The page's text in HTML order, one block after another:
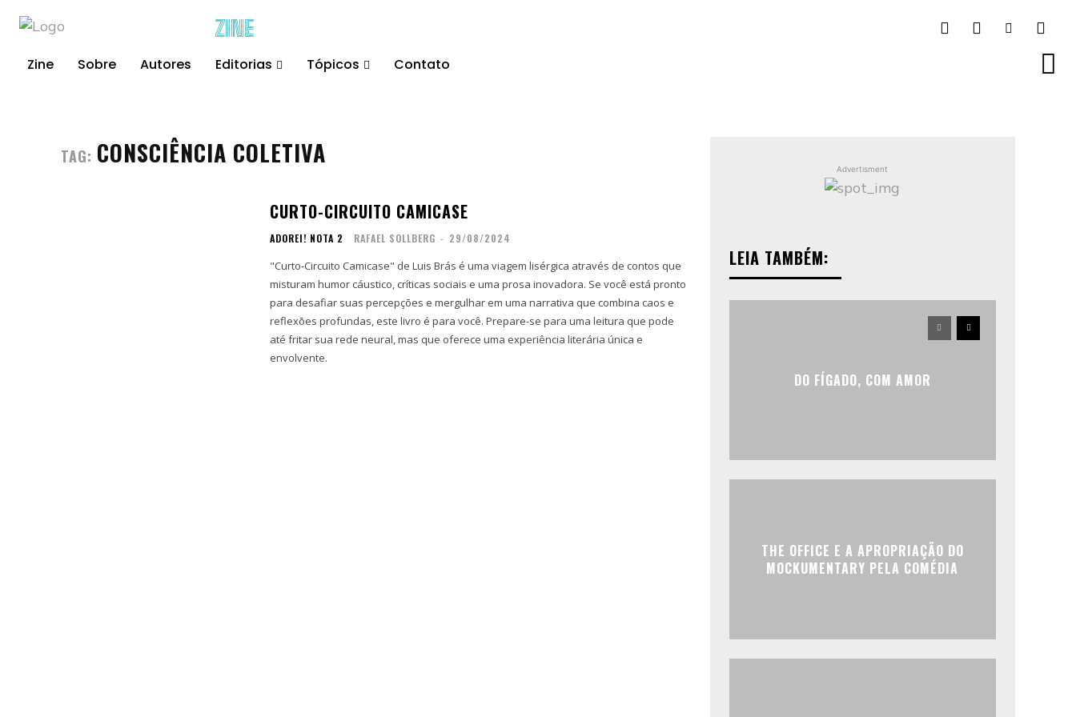
ZINE
Zine Sobre Autores Editorias Tópicos Contato
TAG: CONSCIÊNCIA COLETIVA
CURTO-CIRCUITO CAMICASE
ADOREI! NOTA 2 RAFAEL SOLLBERG - 29/08/2024
"Curto-Circuito Camicase" de Luis Brás é uma viagem lisérgica através de contos que
misturam humor cáustico, críticas sociais e uma prosa inovadora. Se você está pronto
para desafiar suas percepções e mergulhar em uma narrativa que combina caos e
reflexões profundas, este livro é para você. Prepare-se para uma leitura que pode
até fritar sua rede neural, mas que oferece uma experiência literária única e
envolvente.
Advertisment
LEIA TAMBÉM:
DO FÍGADO, COM AMOR
THE OFFICE E A APROPRIAÇÃO DO
MOCKUMENTARY PELA COMÉDIA